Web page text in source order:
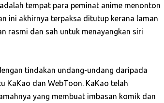
tempat para peminat anime menonton
ini akhirnya terpaksa ditutup kerana laman
rasmi dan sah untuk menayangkan siri
tindakan undang-undang daripada
KaKao dan WebToon. KaKao telah
yang membuat imbasan komik dan